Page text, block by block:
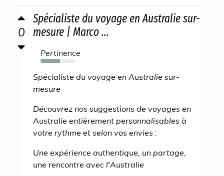
0
Spécialiste du voyage en Australie sur-
mesure | Marco ...
Pertinence
55%
Spécialiste du voyage en Australie sur-
mesure
Découvrez nos suggestions de voyages en
Australie entièrement personnalisables à
votre rythme et selon vos envies :
Une expérience authentique, un partage,
une rencontre avec l'Australie